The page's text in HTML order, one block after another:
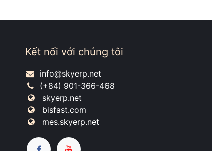
Kết nối với chúng tôi
info@skyerp.net
(+84) 901-366-468
skyerp.net
bisfast.com
mes.skyerp.net